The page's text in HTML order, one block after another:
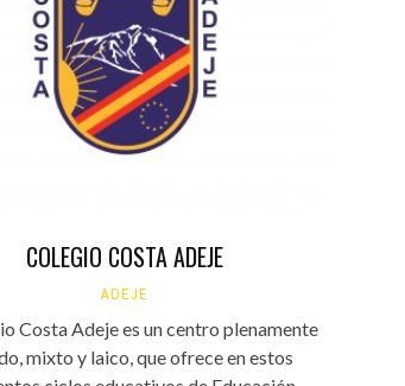
COLEGIO COSTA ADEJE
ADEJE
Costa Adeje es un centro plenamente
mixto y laico, que ofrece en estos